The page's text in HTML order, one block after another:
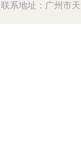
联系地址：广州市